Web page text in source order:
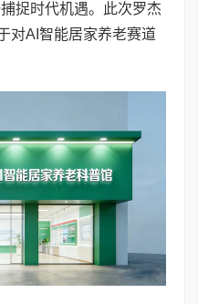
捉时代机遇。此次罗杰
对AI智能居家养老赛道